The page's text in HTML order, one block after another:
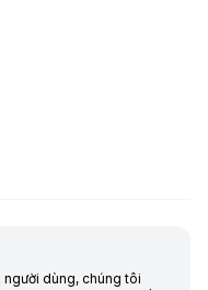
dùng, chúng tôi